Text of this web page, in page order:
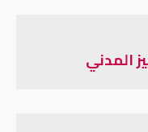
المدني